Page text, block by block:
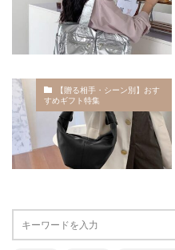
【贈る相手・シーン別】おす
すめギフト特集